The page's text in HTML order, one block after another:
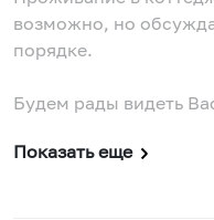
возможно, но
порядке.
Будем рады видеть
Показать еще